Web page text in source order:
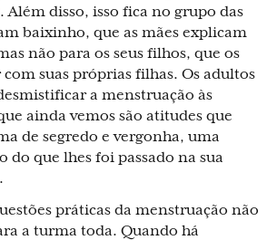
Além disso, isso fica no grupo das
baixinho, que as mães explicam
não para os seus filhos, que os
suas próprias filhas. Os adultos
a menstruação às
ainda vemos são atitudes que
de segredo e vergonha, uma
do que lhes foi passado na sua
práticas da menstruação não
a turma toda. Quando há